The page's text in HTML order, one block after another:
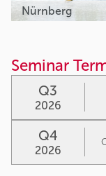
Nürnberg
Seminar
Q3
2026
Q4
2026